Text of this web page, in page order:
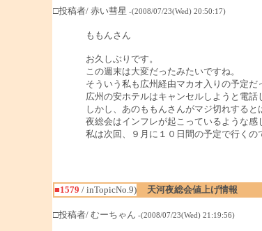
□投稿者/ 赤い彗星 -(2008/07/23(Wed) 20:50:17)
ももんさん
お久しぶりです。
この週末は大変だったみたいですね。
そういう私も広州経由マカオ入りの予定
広州の安ホテルはキャンセルしようと電
しかし、あのももんさんがマジ切れすると
夜総会はインフレが起こっているような感
私は次回、９月に１０日間の予定で行くの
■1579 / inTopicNo.9)
天河夜総会値上げ情報
□投稿者/ むーちゃん -(2008/07/23(Wed) 21:19:56)